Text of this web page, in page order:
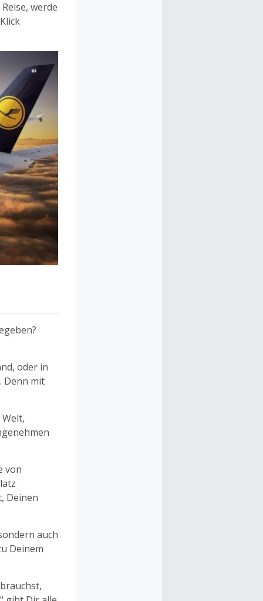
werde
oder in
Denn mit
von
Deinen
auch
Deinem